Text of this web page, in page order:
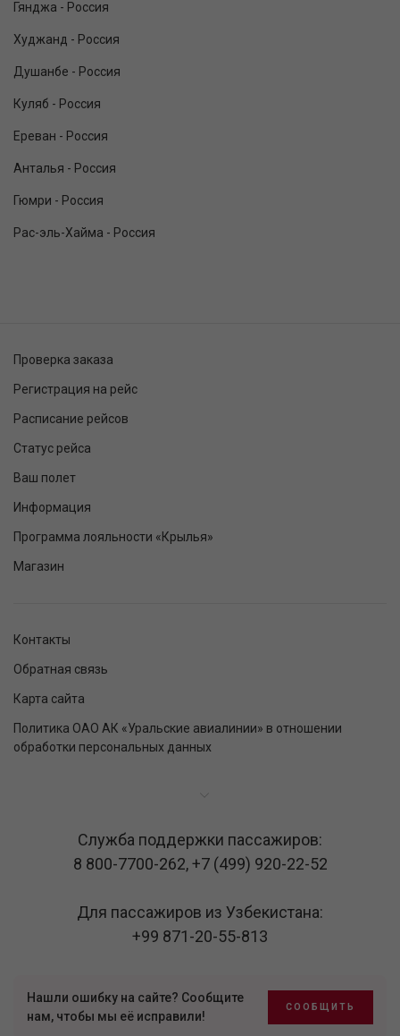
Гянджа - Россия
Худжанд - Россия
Душанбе - Россия
Куляб - Россия
Ереван - Россия
Анталья - Россия
Гюмри - Россия
Рас-эль-Хайма - Россия
Проверка заказа
Регистрация на рейс
Расписание рейсов
Статус рейса
Ваш полет
Информация
Программа лояльности «Крылья»
Магазин
Контакты
Обратная связь
Карта сайта
Политика ОАО АК «Уральские авиалинии» в отношении
обработки персональных данных
Служба поддержки пассажиров:
8 800-7700-262,+7 (499) 920-22-52
Для пассажиров из Узбекистана:
+99 871-20-55-813
Нашли ошибку на сайте? Сообщите
нам, чтобы мы её исправили!
СООБЩИТЬ